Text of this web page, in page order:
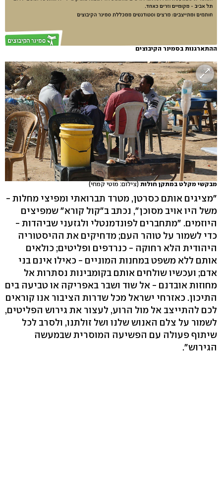
ההתארגנות בסמינר הקיבוצים
מבקשי מקלט במתקן חולות (צילום: מוטי קמחי)
"מציגים אותם כסרטן, מטרד תברואתי ומפיצי מחלות -
משל היו אויב מסוכן", נכתב ב"קול קורא" שמפיצים
היוזמים. "מתחברים לפונדמנטלי ולגזעני שביהדות -
כדי לשמור על טוהר העם; מדחיקים את ההיסטוריה
היהודית הלא רחוקה - כנרדפים ופליטים; כולאים
אותם ללא משפט במחנות המוניים - כאילו אינם בני
אדם; ועכשיו שולחים אותם בקומבינות נסתרות אל
מחוזות אובדנם - אל שוד ושבר באפריקה או טביעה בים
התיכון. כאזרחי ישראל מכל שדרות הציבור אנו קוראים
לכם להתייצב אל מול הרוע, לעצור את גירוש הפליטים,
לשמור על צלם האנוש שלנו ושל זולתנו, ולסרב לכל
שיתוף פעולה עם הפשיעה המוסרית שבמעשה
הגירוש".